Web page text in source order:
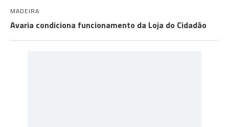
MADEIRA
Avaria condiciona funcionamento da Loja do Cidadão